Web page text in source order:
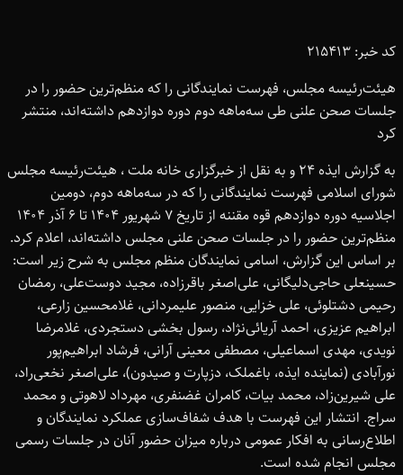
کد خبر: 215413
هیئت‌رئیسه مجلس، فهرست نمایندگانی را که منظم‌ترین حضور را در
جلسات صحن علنی طی سه‌ماهه دوم دوره دوازدهم داشته‌اند، منتشر
کرد
به گزارش ایذه 24 و به نقل از خبرگزاری خانه ملت ، هیئت‌رئیسه مجلس
شورای اسلامی فهرست نمایندگانی را که در سه‌ماهه دوم، دومین
اجلاسیه دوره دوازدهم قوه مقننه از تاریخ 7 شهریور 1404 تا 6 آذر 1404
منظم‌ترین حضور را در جلسات صحن علنی مجلس داشته‌اند، اعلام کرد.
بر اساس این گزارش، اسامی نمایندگان منظم مجلس به شرح زیر است:
حسینعلی حاجی‌دلیگانی، علی‌اصغر باقرزاده، مجید دوست‌علی، رمضان
رحیمی دشتلوئی، علی خزایی، منصور علیمردانی، غلامحسین زارعی،
ابراهیم عزیزی، احمد آریائی‌نژاد، رسول بخشی دستجردی، غلامرضا
نویدی، مهدی اسماعیلی، مصطفی معینی آرانی، فرشاد ابراهیم‌پور
نورآبادی (نماینده ایذه، باغملک، دزپارت و صیدون)، علی‌اصغر نخعی‌راد،
علی شیرین‌زاد، محمد بیات، کامران غضنفری، مهرداد لاهوتی و محمد
سراج. انتشار این فهرست با هدف شفاف‌سازی عملکرد نمایندگان و
اطلاع‌رسانی به افکار عمومی درباره میزان حضور آنان در جلسات رسمی
مجلس انجام شده است.